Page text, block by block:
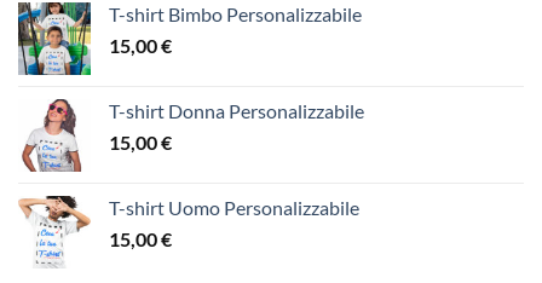
T-shirt Bimbo Personalizzabile
15,00€
T-shirt Donna Personalizzabile
15,00€
T-shirt Uomo Personalizzabile
15,00€